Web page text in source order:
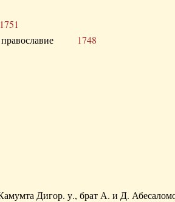
1751
православие 1748
Камумта Дигор. у., брат А. и Д.